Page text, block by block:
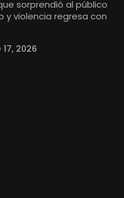
sorprendió al público
y violencia regresa con
17, 2026